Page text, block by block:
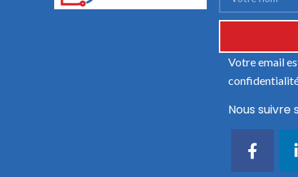
Votre email
Nous suivre